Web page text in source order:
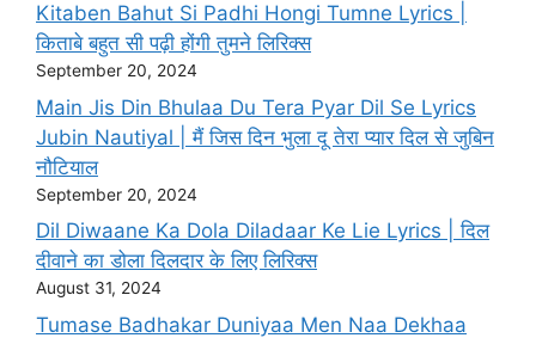
Kitaben Bahut Si Padhi Hongi Tumne Lyrics |
किताबे बहुत सी पढ़ी होंगी तुमने लिरिक्स
September 20, 2024
Main Jis Din Bhulaa Du Tera Pyar Dil Se Lyrics
Jubin Nautiyal | मैं जिस दिन भुला दू तेरा प्यार दिल से जुबिन
नौटियाल
September 20, 2024
Dil Diwaane Ka Dola Diladaar Ke Lie Lyrics | दिल
दीवाने का डोला दिलदार के लिए लिरिक्स
August 31, 2024
Tumase Badhakar Duniyaa Men Naa Dekhaa